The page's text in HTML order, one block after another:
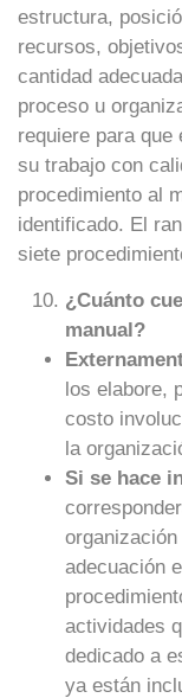
estructura,
recursos,
cantidad
proceso u
requiere para que
su trabajo con
procedimiento al
identificado. El
siete
¿Cuánto
manual?
los elabore,
costo
la
Si se hace
adecuación
actividades
dedicado a
ya están